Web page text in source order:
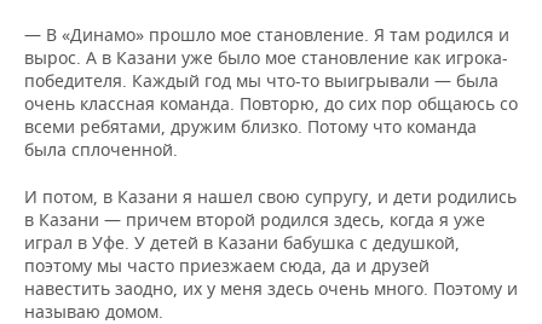
— В «Динамо» прошло мое становление. Я там родился и
вырос. А в Казани уже было мое становление как игрока-
победителя. Каждый год мы что-то выигрывали — была
очень классная команда. Повторю, до сих пор общаюсь со
всеми ребятами, дружим близко. Потому что команда
была сплоченной.
И потом, в Казани я нашел свою супругу, и дети родились
в Казани — причем второй родился здесь, когда я уже
играл в Уфе. У детей в Казани бабушка с дедушкой,
поэтому мы часто приезжаем сюда, да и друзей
навестить заодно, их у меня здесь очень много. Поэтому и
называю домом.